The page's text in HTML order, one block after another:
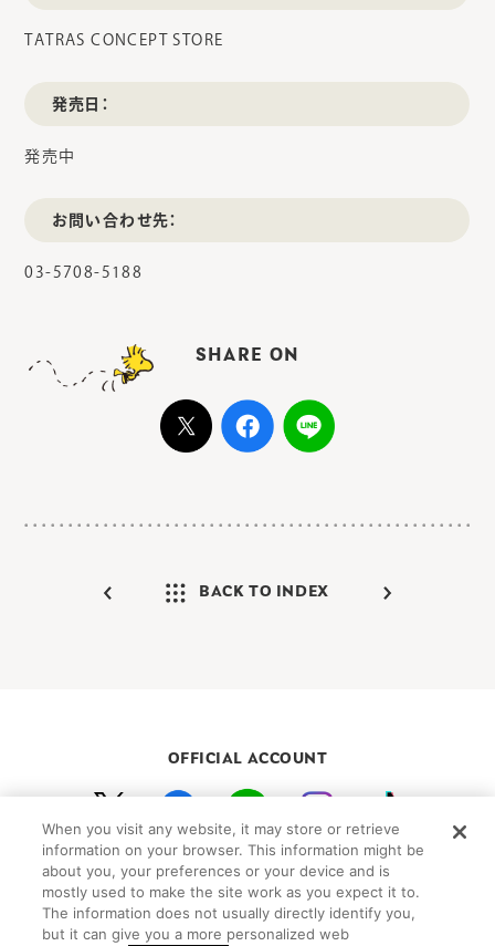
TATRAS CONCEPT STORE
発売日：
発売中
お問い合わせ先：
03-5708-5188
SHARE ON
BACK TO INDEX
OFFICIAL ACCOUNT
初めての方向けガイド FAQ お問い合わせ
プライバシーポリシー サイトマップ
Cookie Settings
©Peanuts Worldwide LLC
When you visit any website, it may store or retrieve
information on your browser. This information might be
about you, your preferences or your device and is
mostly used to make the site work as you expect it to.
The information does not usually directly identify you,
but it can give you a more personalized web